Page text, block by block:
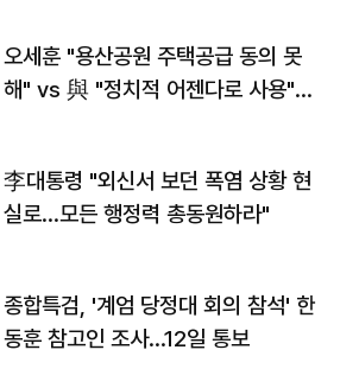
오세훈 "용산공원 주택공급 동의 못
해" vs 與 "정치적 어젠다로 사용"
李대통령 "외신서 보던 폭염 상황 현
실로…모든 행정력 총동원하라"
종합특검, '계엄 당정대 회의 참석' 한
동훈 참고인 조사...12일 통보